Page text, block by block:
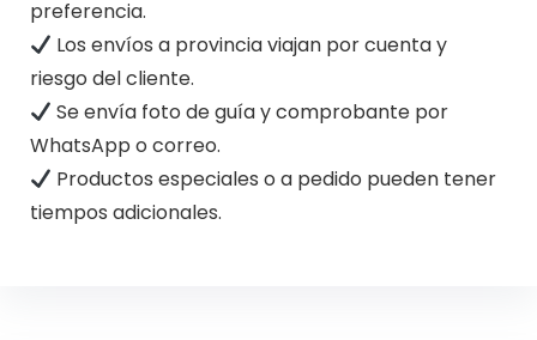
preferencia.
Los envíos a provincia viajan por cuenta y
riesgo del cliente.
Se envía foto de guía y comprobante por
WhatsApp o correo.
Productos especiales o a pedido pueden tener
tiempos adicionales.